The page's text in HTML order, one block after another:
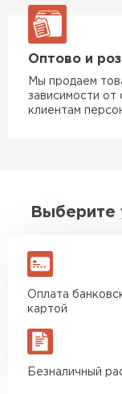
Оптово и
Мы продаем
зависимости от
клиентам
Выберите
Оплата
картой
Безналичный